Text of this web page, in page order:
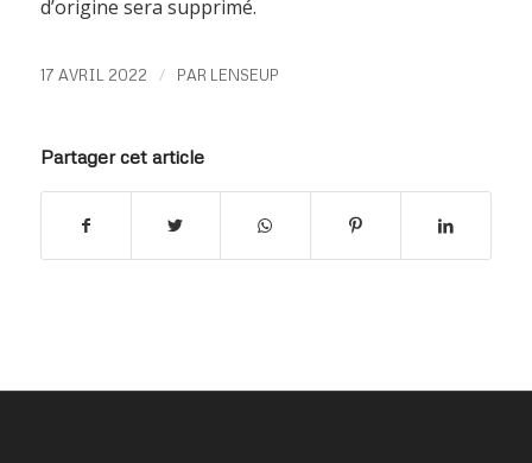
d’origine sera supprimé.
17 AVRIL 2022 / PAR LENSEUP
Partager cet article